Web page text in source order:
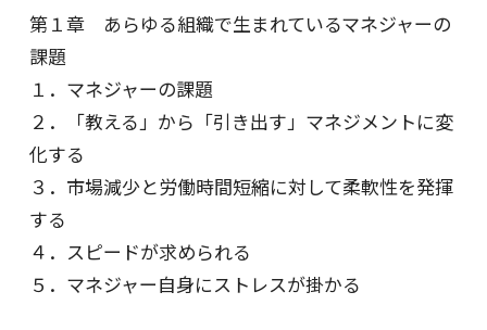
第１章 あらゆる組織で生まれているマネジャーの
課題
１．マネジャーの課題
２．「教える」から「引き出す」マネジメントに変
化する
３．市場減少と労働時間短縮に対して柔軟性を発揮
する
４．スピードが求められる
５．マネジャー自身にストレスが掛かる